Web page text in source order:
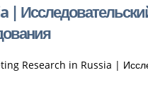
|
Research in Russia |